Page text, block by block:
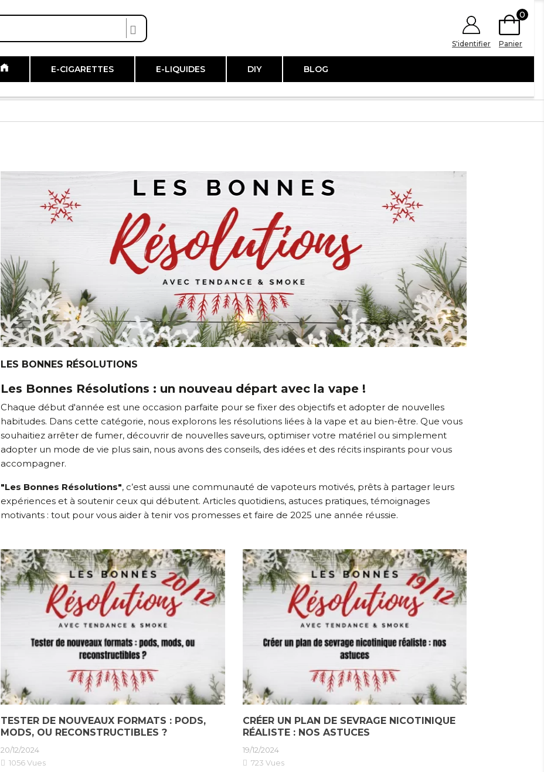
E-CIGARETTES E-LIQUIDES DIY BLOG
S'identifier
0
Panier
LES BONNES RÉSOLUTIONS
Les Bonnes Résolutions : un nouveau départ avec la vape !
Chaque début d'année est une occasion parfaite pour se fixer des objectifs et adopter de nouvelles
habitudes. Dans cette catégorie, nous explorons les résolutions liées à la vape et au bien-être. Que vous
souhaitiez arrêter de fumer, découvrir de nouvelles saveurs, optimiser votre matériel ou simplement
adopter un mode de vie plus sain, nous avons des conseils, des idées et des récits inspirants pour vous
accompagner.
"Les Bonnes Résolutions", c’est aussi une communauté de vapoteurs motivés, prêts à partager leurs
expériences et à soutenir ceux qui débutent. Articles quotidiens, astuces pratiques, témoignages
motivants : tout pour vous aider à tenir vos promesses et faire de 2025 une année réussie.
TESTER DE NOUVEAUX FORMATS : PODS,
MODS, OU RECONSTRUCTIBLES ?
20/12/2024
1056Vues
CRÉER UN PLAN DE SEVRAGE NICOTINIQUE
RÉALISTE : NOS ASTUCES
19/12/2024
723 Vues